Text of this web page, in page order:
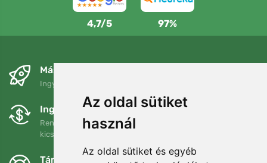
Az oldal sütiket
használ
Az oldal sütiket és egyéb
4,7/5 97%
Másnapra és ingyenesen
Ingyenes szállítás a következő összeg felett: 80 EUR
Ingyenes csere és visszaküldés
Rendelését 90 napon belül bármikor visszaküldheti vagy
kicserélheti.
Támogatjuk a Trees.org-ot